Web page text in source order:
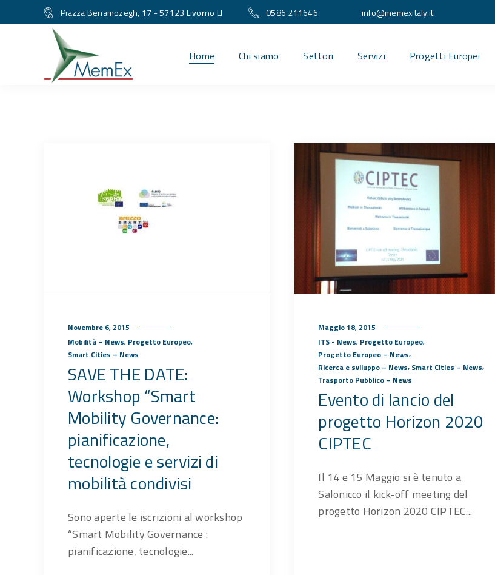
Piazza Benamozegh, 17 - 57123 Livorno LI 0586 211646 info@memexitaly.it
Home Chi siamo Settori Servizi Progetti Europei
Novembre 6, 2015
Mobilità – News, Progetto Europeo,
Smart Cities – News
SAVE THE DATE:
Workshop “Smart
Mobility Governance:
pianificazione,
tecnologie e servizi di
mobilità condivisi
Sono aperte le iscrizioni al workshop
“Smart Mobility Governance :
pianificazione, tecnologie...
Maggio 18, 2015
ITS - News, Progetto Europeo,
Progetto Europeo – News,
Ricerca e sviluppo – News, Smart Cities – News,
Trasporto Pubblico – News
Evento di lancio del
progetto Horizon 2020
CIPTEC
Il 14 e 15 Maggio si è tenuto a
Salonicco il kick-off meeting del
progetto Horizon 2020 CIPTEC...